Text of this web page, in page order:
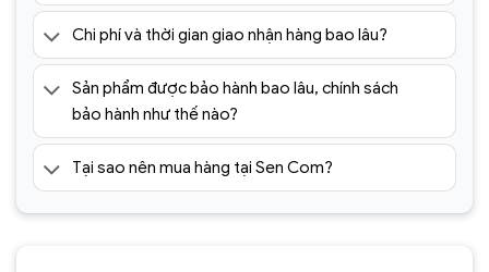
Chi phí và thời gian giao nhận hàng bao lâu?
Sản phẩm được bảo hành bao lâu, chính sách
bảo hành như thế nào?
Tại sao nên mua hàng tại Sen Com?